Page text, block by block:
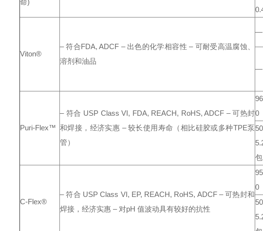
Viton®
– 符合FDA, ADCF – 出色的化学相容性 – 可耐受高温腐蚀、
溶剂和油品
—
—
Puri-Flex™
– 符合 USP Class VI, FDA, REACH, RoHS, ADCF – 可热封
和焊接，经济实惠 – 较长使用寿命（相比硅胶或多种TPE泵
管）
0
包
C-Flex®
– 符合 USP Class VI, EP, REACH, RoHS, ADCF– 可热封和
焊接，经济实惠 – 对pH 值波动具有较好的抗性
0